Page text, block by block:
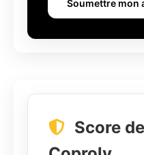
Soumettre mon
Score